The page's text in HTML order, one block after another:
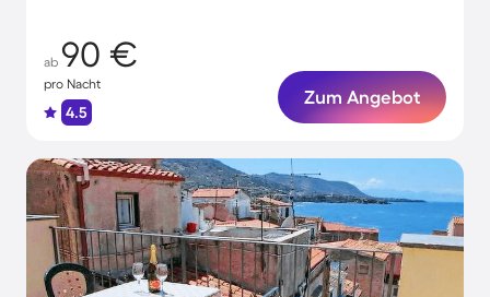
ab 90 €
pro Nacht
4.5
Zum Angebot